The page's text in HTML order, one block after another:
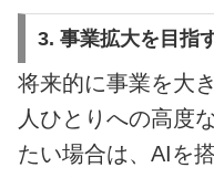
3. 事業拡大を目指
将来的に事業を大
人ひとりへの高度
たい場合は、AIを